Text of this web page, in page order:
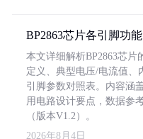
BP2863芯片各引脚功能
本文详细解析BP2863芯
定义、典型电压/电流值、
引脚参数对照表。内容涵
用电路设计要点，数据参
（版本V1.2）。
2026年8月4日